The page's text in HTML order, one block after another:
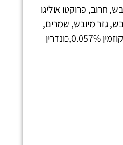
חרוב, פרוקטו אוליגו
גזר מיובש, שמרים,
תמצית רוזמרין, גלוקוזמין 0.057%,כונדרין